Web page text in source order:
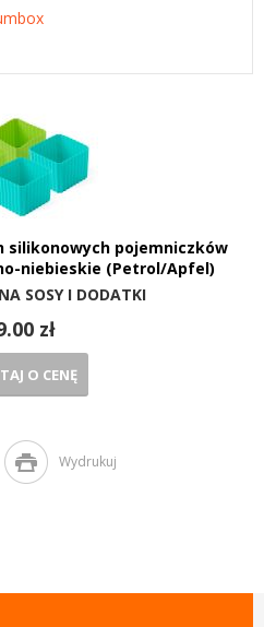
silikonowych pojemniczków
niebieskie (Petrol/Apfel)
SOSY I DODATKI
zł
O CENĘ
Wydrukuj